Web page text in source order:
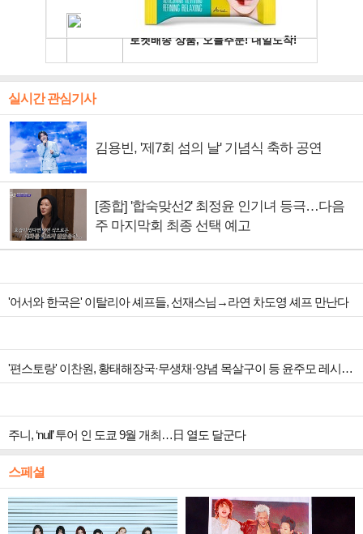
실시간 관심기사
김용빈, '제7회 섬의 날' 기념식 축하 공연
[종합] '합숙맞선2' 최정윤 인기녀 등극…다음
주 마지막회 최종 선택 예고
'어서와 한국은' 이탈리아 셰프들, 선재스님→라연 차도영 셰프 만난다
'편스토랑' 이찬원, 황태해장국·무생채·양념 목살구이 등 윤주모 레시피 섭렵
주니, ‘null’ 투어 인 도쿄 9월 개최…日 열도 달군다
스페셜